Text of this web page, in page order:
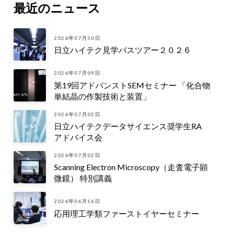
最近のニュース
2026年07月30日
日立ハイテク見学バスツアー２０２６
2026年07月09日
第19回アドバンストSEMセミナー 「化合物
単結晶の作製技術と装置」
2026年07月02日
日立ハイテクデータサイエンス奨学生RA
アドバイス会
2026年07月02日
Scanning Electron Microscopy（走査電子顕
微鏡） 特別講義
2026年06月16日
応用理工学類ファーストイヤーセミナー